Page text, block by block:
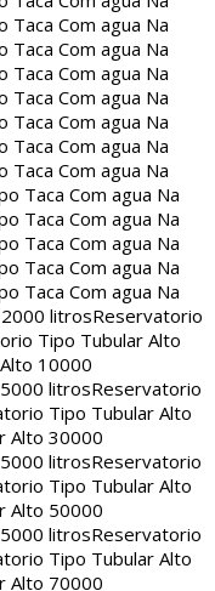
Taca Com agua Na
Taca Com agua Na
Taca Com agua Na
Taca Com agua Na
Taca Com agua Na
Taca Com agua Na
Taca Com agua Na
Taca Com agua Na
Taca Com agua Na
Taca Com agua Na
Taca Com agua Na
Taca Com agua Na
litrosReservatorio
Tipo Tubular Alto
10000
litrosReservatorio
Tipo Tubular Alto
Alto 30000
litrosReservatorio
Tipo Tubular Alto
Alto 50000
litrosReservatorio
Tipo Tubular Alto
Alto 70000